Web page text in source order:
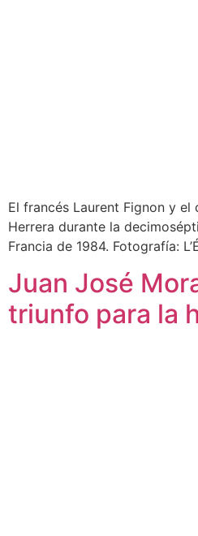
El francés Laurent Fignon y el
Herrera durante la
Francia de 1984. Fotografía:
Juan José
triunfo para la